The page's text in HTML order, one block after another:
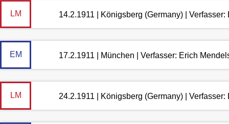
LM 14.2.1911 | Königsberg (Germany) |
EM 17.2.1911 | München | Verfasser: Erich
LM 24.2.1911 | Königsberg (Germany) |